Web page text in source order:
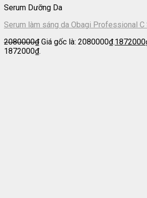
Serum Dưỡng Da
Serum làm sáng da Obagi Professional C
2080000₫ Giá gốc là: 2080000₫.1872000
1872000₫.